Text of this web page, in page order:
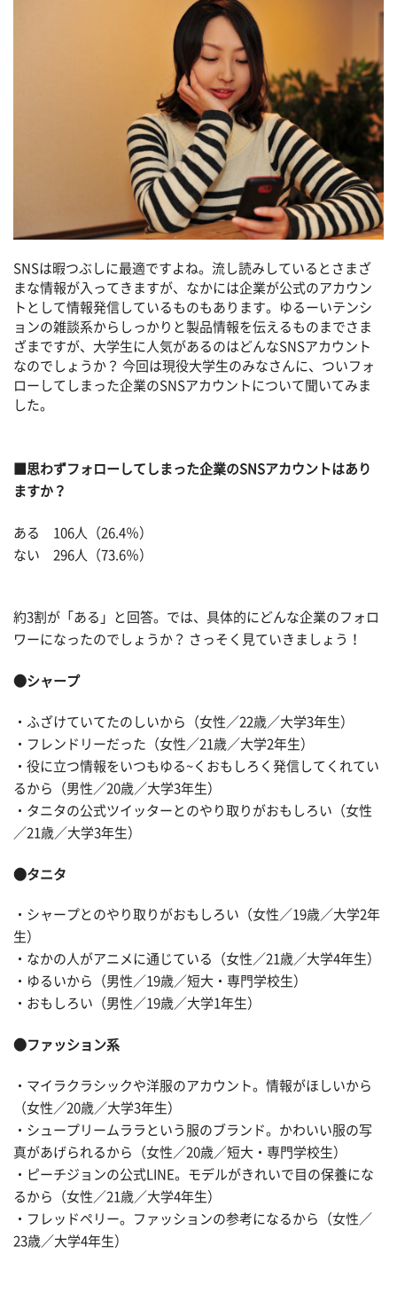
SNSは暇つぶしに最適ですよね。流し読みしているとさまざ
まな情報が入ってきますが、なかには企業が公式のアカウン
トとして情報発信しているものもあります。ゆるーいテンシ
ョンの雑談系からしっかりと製品情報を伝えるものまでさま
ざまですが、大学生に人気があるのはどんなSNSアカウント
なのでしょうか？ 今回は現役大学生のみなさんに、ついフォ
ローしてしまった企業のSNSアカウントについて聞いてみま
した。
■思わずフォローしてしまった企業のSNSアカウントはあり
ますか？
ある 106人（26.4％）
ない 296人（73.6％）
約3割が「ある」と回答。では、具体的にどんな企業のフォロ
ワーになったのでしょうか？ さっそく見ていきましょう！
●シャープ
・ふざけていてたのしいから（女性／22歳／大学3年生）
・フレンドリーだった（女性／21歳／大学2年生）
・役に立つ情報をいつもゆる~くおもしろく発信してくれてい
るから（男性／20歳／大学3年生）
・タニタの公式ツイッターとのやり取りがおもしろい（女性
／21歳／大学3年生）
●タニタ
・シャープとのやり取りがおもしろい（女性／19歳／大学2年
生）
・なかの人がアニメに通じている（女性／21歳／大学4年生）
・ゆるいから（男性／19歳／短大・専門学校生）
・おもしろい（男性／19歳／大学1年生）
●ファッション系
・マイラクラシックや洋服のアカウント。情報がほしいから
（女性／20歳／大学3年生）
・シュープリームララという服のブランド。かわいい服の写
真があげられるから（女性／20歳／短大・専門学校生）
・ピーチジョンの公式LINE。モデルがきれいで目の保養にな
るから（女性／21歳／大学4年生）
・フレッドペリー。ファッションの参考になるから（女性／
23歳／大学4年生）